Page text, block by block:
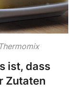
ist, dass
Zutaten